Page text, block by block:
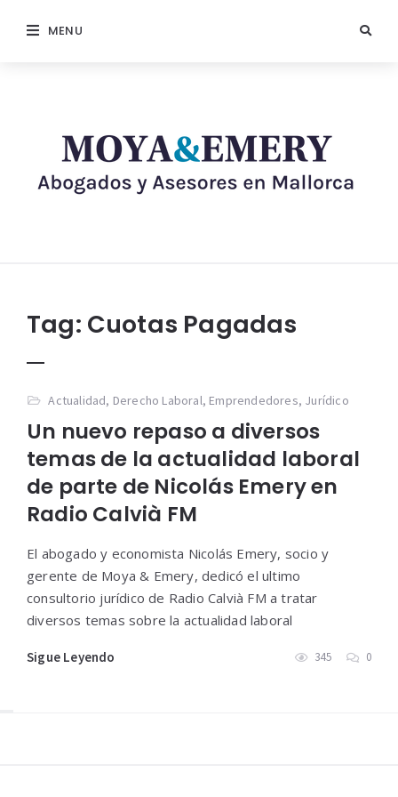
MENU
Tag: Cuotas Pagadas
Actualidad, Derecho Laboral, Emprendedores, Jurídico
Un nuevo repaso a diversos
temas de la actualidad laboral
de parte de Nicolás Emery en
Radio Calvià FM
El abogado y economista Nicolás Emery, socio y
gerente de Moya & Emery, dedicó el ultimo
consultorio jurídico de Radio Calvià FM a tratar
diversos temas sobre la actualidad laboral
Sigue Leyendo 345 0